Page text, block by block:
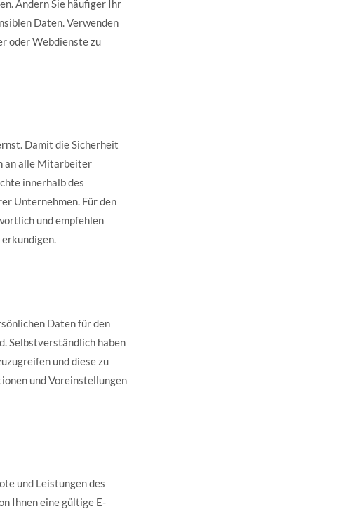
Ändern Sie häufiger Ihr
Daten. Verwenden
oder Webdienste zu
Damit die Sicherheit
an alle Mitarbeiter
innerhalb des
Unternehmen. Für den
und empfehlen
Daten für den
Selbstverständlich haben
und diese zu
und Voreinstellungen
und Leistungen des
Ihnen eine gültige E-